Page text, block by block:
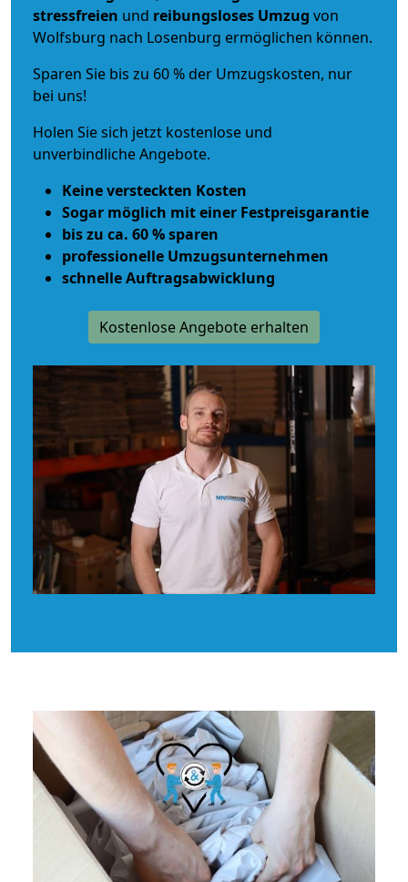
stressfreien und reibungsloses Umzug von
Wolfsburg nach Losenburg ermöglichen können.
Sparen Sie bis zu 60 % der Umzugskosten, nur
bei uns!
Holen Sie sich jetzt kostenlose und
unverbindliche Angebote.
Keine versteckten Kosten
Sogar möglich mit einer Festpreisgarantie
bis zu ca. 60 % sparen
professionelle Umzugsunternehmen
schnelle Auftragsabwicklung
Kostenlose Angebote erhalten